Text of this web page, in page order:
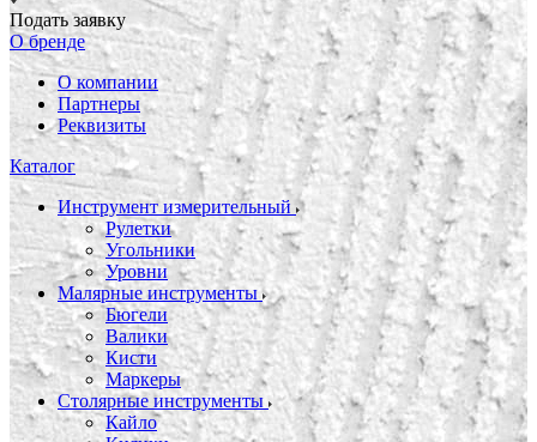
Подать заявку
О бренде
О компании
Партнеры
Реквизиты
Каталог
Инструмент измерительный
Рулетки
Угольники
Уровни
Малярные инструменты
Бюгели
Валики
Кисти
Маркеры
Столярные инструменты
Кайло